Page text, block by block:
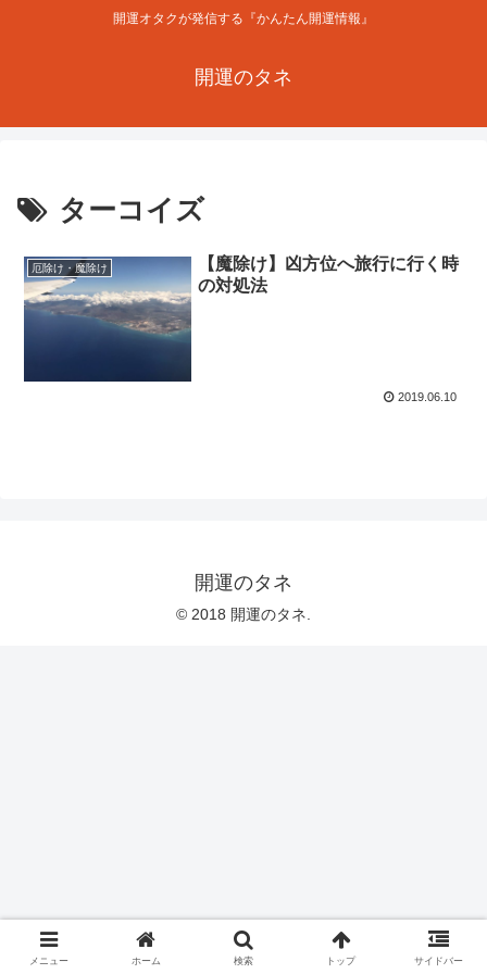
開運オタクが発信する『かんたん開運情報』
開運のタネ
ターコイズ
厄除け・魔除け
【魔除け】凶方位へ旅行に行く時
の対処法
2019.06.10
開運のタネ
© 2018 開運のタネ.
メニュー ホーム 検索 トップ サイドバー